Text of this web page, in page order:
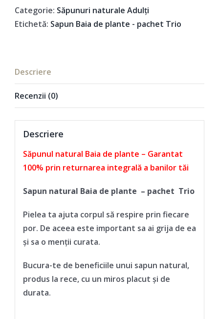
de
plante
Categorie: Săpunuri naturale Adulți
Etichetă: Sapun Baia de plante - pachet Trio
Descriere
Recenzii (0)
Descriere
Săpunul natural Baia de plante – Garantat
100% prin returnarea integrală a banilor tăi
Sapun natural Baia de plante – pachet Trio
Pielea ta ajuta corpul să respire prin fiecare
por. De aceea este important sa ai grija de ea
și sa o menții curata.
Bucura-te de beneficiile unui sapun natural,
produs la rece, cu un miros placut și de
durata.